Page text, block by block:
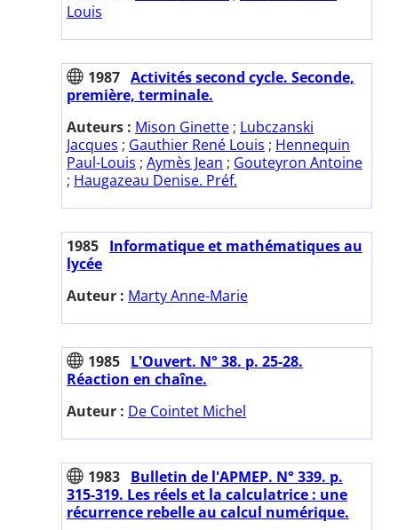
Louis
1987 Activités second cycle. Seconde,
première, terminale.
Auteurs : Mison Ginette ; Lubczanski
Jacques ; Gauthier René Louis ; Hennequin
Paul-Louis ; Aymès Jean ; Gouteyron Antoine
; Haugazeau Denise. Préf.
1985 Informatique et mathématiques au
lycée
Auteur : Marty Anne-Marie
1985 L'Ouvert. N° 38. p. 25-28.
Réaction en chaîne.
Auteur : De Cointet Michel
1983 Bulletin de l'APMEP. N° 339. p.
315-319. Les réels et la calculatrice : une
récurrence rebelle au calcul numérique.